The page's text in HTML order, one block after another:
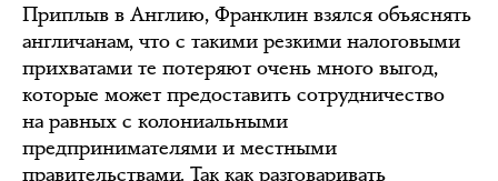
Приплыв в Англию, Франклин взялся объяснять
англичанам, что с такими резкими налоговыми
прихватами те потеряют очень много выгод,
которые может предоставить сотрудничество
на равных с колониальными
предпринимателями и местными
правительствами. Так как разговаривать